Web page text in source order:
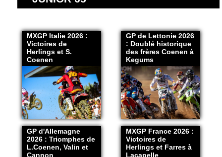
MXGP Italie 2026 :
Victoires de
Herlings et S.
Coenen
GP de Lettonie 2026
: Doublé historique
des frères Coenen à
Kegums
GP d'Allemagne
2026 : Triomphes de
L.Coenen, Valin et
Cannon
MXGP France 2026 :
Victoires de
Herlings et Farres à
Lacapelle